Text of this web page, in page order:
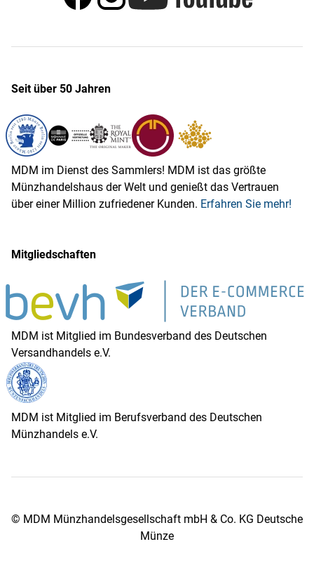
Seit über 50 Jahren
MDM im Dienst des Sammlers! MDM ist das größte
Münzhandelshaus der Welt und genießt das Vertrauen
über einer Million zufriedener Kunden. Erfahren Sie mehr!
Mitgliedschaften
MDM ist Mitglied im Bundesverband des Deutschen
Versandhandels e.V.
MDM ist Mitglied im Berufsverband des Deutschen
Münzhandels e.V.
© MDM Münzhandelsgesellschaft mbH & Co. KG Deutsche
Münze